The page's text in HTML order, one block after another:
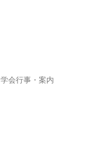
学会行事・案内